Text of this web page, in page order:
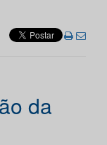
da